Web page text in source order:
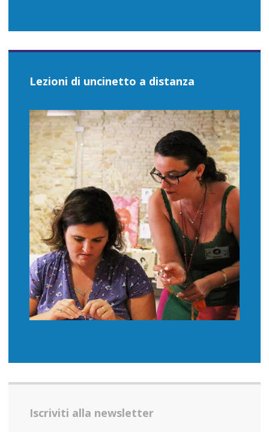
Lezioni di uncinetto a distanza
Iscriviti alla newsletter